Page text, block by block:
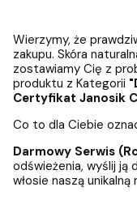
Wierzymy, że
zakupu. Skóra
zostawiamy Cię z
produktu z Kategorii
Certyfikat Janosik
Co to dla Ciebie
Darmowy Serwis
odświeżenia, wyślij ją
włosie naszą